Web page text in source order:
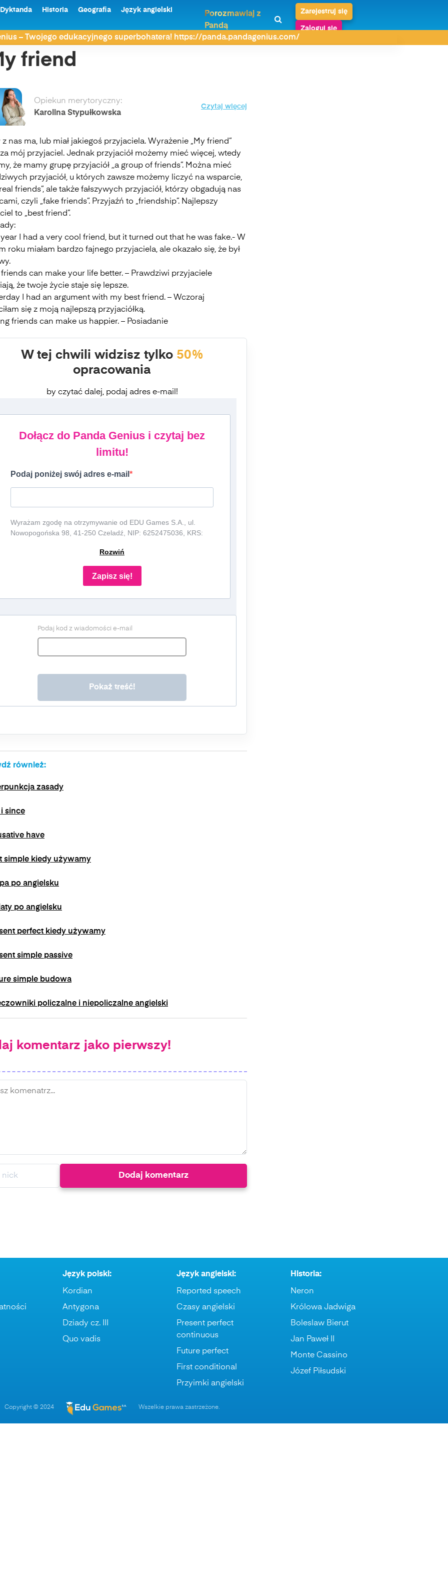
Dyktanda Historia Geografia Język angielski
Porozmawiaj z
Pandą
Zarejestruj się
Zaloguj się
– Twojego edukacyjnego superbohatera! https://panda.pandagenius.com/
friend
Opiekun merytoryczny:
Karolina Stypułkowska
Czytaj więcej
z nas ma, lub miał jakiegoś przyjaciela. Wyrażenie „My friend”
mój przyjaciel. Jednak przyjaciół możemy mieć więcej, wtedy
że mamy grupę przyjaciół ,,a group of friends”. Można mieć
przyjaciół, u których zawsze możemy liczyć na wsparcie,
friends”, ale także fałszywych przyjaciół, którzy obgadują nas
czyli „fake friends”. Przyjaźń to „friendship”. Najlepszy
to „best friend”.
year I had a very cool friend, but it turned out that he was fake.- W
roku miałam bardzo fajnego przyjaciela, ale okazało się, że był
friends can make your life better. – Prawdziwi przyjaciele
że twoje życie staje się lepsze.
I had an argument with my best friend. – Wczoraj
się z moją najlepszą przyjaciółką.
friends can make us happier. – Posiadanie
W tej chwili widzisz tylko 50%
opracowania
by czytać dalej, podaj adres e-mail!
Dołącz do Panda Genius i czytaj bez
limitu!
Podaj poniżej swój adres e-mail
Wyrażam zgodę na otrzymywanie od EDU Games S.A., ul.
Nowopogońska 98, 41-250 Czeladź, NIP: 6252475036, KRS:
newslettera, czyli informacji o tematyce związanej z edukacją i
szkolnictwem oraz ofert handlowych lub/ i reklamowych za
pośrednictwem komunikacji e-mail i telefonicznej. Podanie
danych jest dobrowolne, ale niezbędne do otrzymywania
dane będą przechowywane o momentu wycofania zgody. Masz
prawo do dostępu do swoich danych, ich sprostowania,
usunięcia, ograniczenia przetwarzania, prawo do przenoszenia
także prawo do wniesienia skargi do organu nadzorczego. Masz
dokonano na podstawie zgody przed jej wycofaniem. Wycofanie
zgody jest możliwe poprzez kontakt z Administratorem na adres
Rozwiń
Zapisz się!
Podaj kod z wiadomości e-mail
również:
zasady
i since
have
simple kiedy używamy
po angielsku
po angielsku
perfect kiedy używamy
simple passive
simple budowa
policzalne i niepoliczalne angielski
komentarz jako pierwszy!
Język polski:
Kordian
Antygona
Dziady cz. III
Quo vadis
Język angielski:
Reported speech
Czasy angielski
Present perfect
continuous
Future perfect
First conditional
Przyimki angielski
Historia:
Neron
Królowa Jadwiga
Boleslaw Bierut
Jan Paweł II
Monte Cassino
Józef Piłsudski
Copyright © 2024 Wszelkie prawa zastrzeżone.